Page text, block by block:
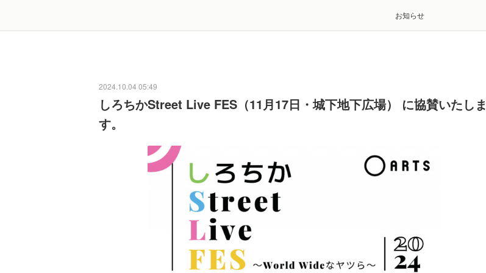
お知らせ
2024.10.04 05:49
しろちかStreet Live FES（11月17日・城下地下広場） に協賛いたしま
す。